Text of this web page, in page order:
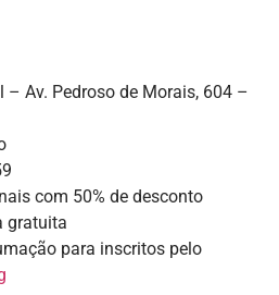
– Av. Pedroso de Morais, 604 –
com 50% de desconto
gratuita
para inscritos pelo